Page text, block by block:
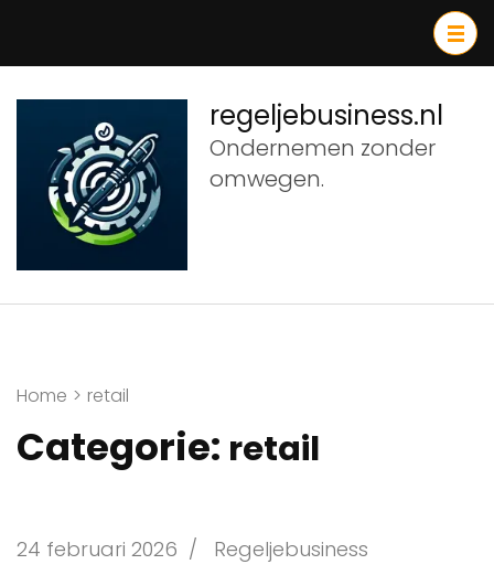
inhoud
(druk
Enter)
regeljebusiness.nl
Ondernemen zonder
omwegen.
Home > retail
Categorie: retail
24 februari 2026 / Regeljebusiness